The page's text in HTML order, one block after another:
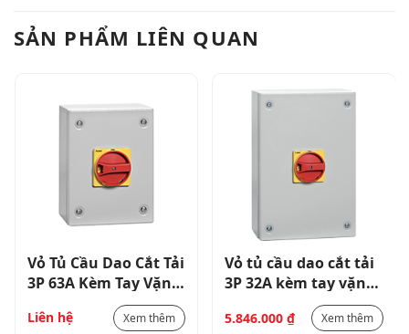
SẢN PHẨM LIÊN QUAN
Vỏ Tủ Cầu Dao Cắt Tải
3P 63A Kèm Tay Vặn
Gax61 Padlockable
Handle_30Kw /
Liên hệ Xem thêm
Vỏ tủ cầu dao cắt tải
3P 32A kèm tay vặn
GAX61 PADLOCKABLE
HANDLE_15KW /
5.846.000 ₫ Xem thêm